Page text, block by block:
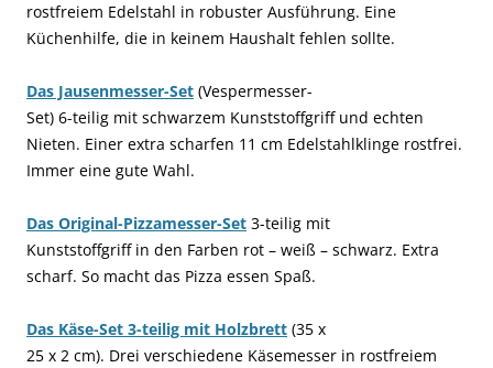
rostfreiem Edelstahl in robuster Ausführung. Eine
Küchenhilfe, die in keinem Haushalt fehlen sollte.
Das Jausenmesser-Set (Vespermesser-
Set) 6-teilig mit schwarzem Kunststoffgriff und echten
Nieten. Einer extra scharfen 11 cm Edelstahlklinge rostfrei.
Immer eine gute Wahl.
Das Original-Pizzamesser-Set 3-teilig mit
Kunststoffgriff in den Farben rot – weiß – schwarz. Extra
scharf. So macht das Pizza essen Spaß.
Das Käse-Set 3-teilig mit Holzbrett (35 x
25 x 2 cm). Drei verschiedene Käsemesser in rostfreiem